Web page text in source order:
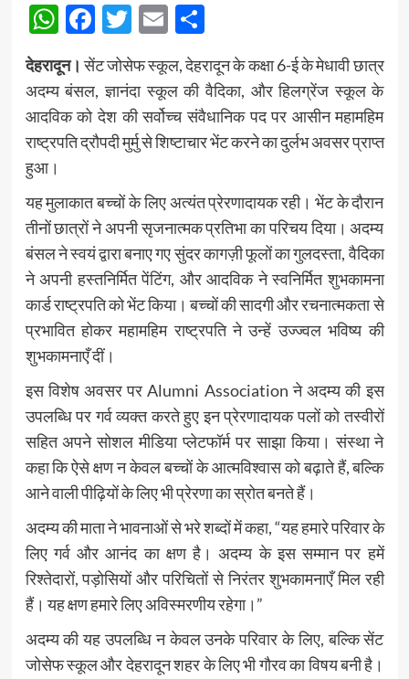
WhatsApp
Facebook
Twitter
EmailShare
देहरादून। सेंट जोसेफ स्कूल, देहरादून के कक्षा 6-ई के मेधावी छात्र
अदम्य बंसल, ज्ञानंदा स्कूल की वैदिका, और हिलग्रेंज स्कूल के
आदविक को देश की सर्वोच्च संवैधानिक पद पर आसीन महामहिम
राष्ट्रपति द्रौपदी मुर्मु से शिष्टाचार भेंट करने का दुर्लभ अवसर प्राप्त
हुआ।
यह मुलाकात बच्चों के लिए अत्यंत प्रेरणादायक रही। भेंट के दौरान
तीनों छात्रों ने अपनी सृजनात्मक प्रतिभा का परिचय दिया। अदम्य
बंसल ने स्वयं द्वारा बनाए गए सुंदर कागज़ी फूलों का गुलदस्ता, वैदिका
ने अपनी हस्तनिर्मित पेंटिंग, और आदविक ने स्वनिर्मित शुभकामना
कार्ड राष्ट्रपति को भेंट किया। बच्चों की सादगी और रचनात्मकता से
प्रभावित होकर महामहिम राष्ट्रपति ने उन्हें उज्ज्वल भविष्य की
शुभकामनाएँ दीं।
इस विशेष अवसर पर Alumni Association ने अदम्य की इस
उपलब्धि पर गर्व व्यक्त करते हुए इन प्रेरणादायक पलों को तस्वीरों
सहित अपने सोशल मीडिया प्लेटफॉर्म पर साझा किया। संस्था ने
कहा कि ऐसे क्षण न केवल बच्चों के आत्मविश्वास को बढ़ाते हैं, बल्कि
आने वाली पीढ़ियों के लिए भी प्रेरणा का स्रोत बनते हैं।
अदम्य की माता ने भावनाओं से भरे शब्दों में कहा, “यह हमारे परिवार के
लिए गर्व और आनंद का क्षण है। अदम्य के इस सम्मान पर हमें
रिश्तेदारों, पड़ोसियों और परिचितों से निरंतर शुभकामनाएँ मिल रही
हैं। यह क्षण हमारे लिए अविस्मरणीय रहेगा।”
अदम्य की यह उपलब्धि न केवल उनके परिवार के लिए, बल्कि सेंट
जोसेफ स्कूल और देहरादून शहर के लिए भी गौरव का विषय बनी है।